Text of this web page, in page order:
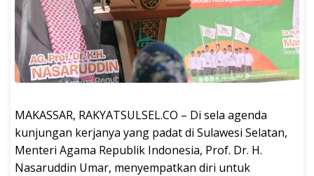
MAKASSAR, RAKYATSULSEL.CO – Di sela agenda
kunjungan kerjanya yang padat di Sulawesi Selatan,
Menteri Agama Republik Indonesia, Prof. Dr. H.
Nasaruddin Umar, menyempatkan diri untuk